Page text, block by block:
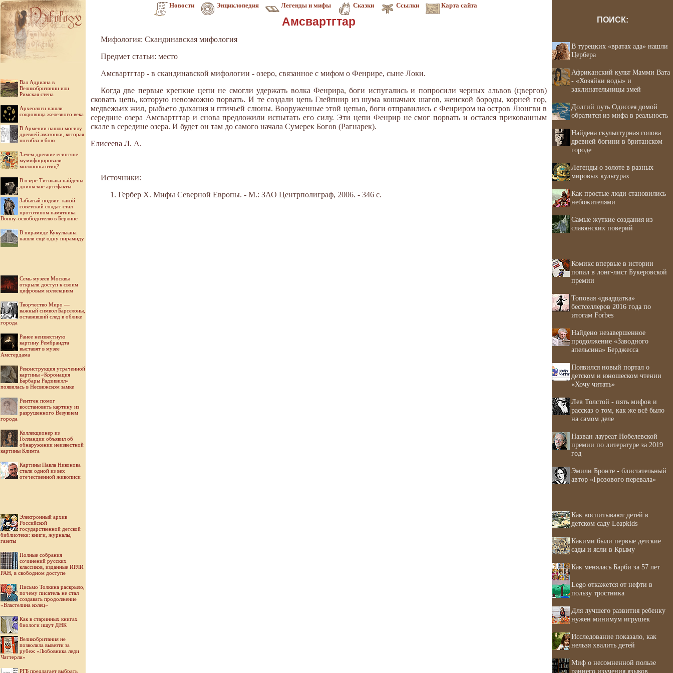
Новости Энциклопедия Легенды и мифы Сказки Ссылки Карта сайта
Вал Адриана в
Великобритании или
Римская стена
Археологи нашли
сокровища железного века
В Армении нашли могилу
древней амазонки, которая
погибла в бою
Зачем древние египтяне
мумифицировали
миллионы птиц?
В озере Титикака найдены
доинкские артефакты
Забытый подвиг: какой
советский солдат стал
прототипом памятника
Воину-освободителю в Берлине
В пирамиде Кукулькана
нашли ещё одну пирамиду
Семь музеев Москвы
открыли доступ к своим
цифровым коллекциям
Творчество Миро —
важный символ Барселоны,
оставивший след в облике
города
Ранее неизвестную
картину Рембрандта
выставят в музее
Амстердама
Реконструкция утраченной
картины «Коронация
Барбары Радзивилл»
появилась в Несвижском замке
Рентген помог
восстановить картину из
разрушенного Везувием
города
Коллекционер из
Голландии объявил об
обнаружении неизвестной
картины Климта
Картины Павла Никонова
стали одной из вех
отечественной живописи
Электронный архив
Российской
государственной детской
библиотеки: книги, журналы,
газеты
Полные собрания
сочинений русских
классиков, изданные ИРЛИ
РАН, в свободном доступе
Письмо Толкина раскрыло,
почему писатель не стал
создавать продолжение
«Властелина колец»
Как в старинных книгах
биологи ищут ДНК
Великобритания не
позволила вывезти за
рубеж «Любовника леди
Чаттерли»
РГБ предлагает выбрать
Амсвартгтар
Мифология: Скандинавская мифология
Предмет статьи: место
Амсвартгтар - в скандинавской мифологии - озеро, связанное с мифом о Фенрире, сыне Локи.
Когда две первые крепкие цепи не смогли удержать волка Фенрира, боги испугались и попросили черных альвов (цвергов)
сковать цепь, которую невозможно порвать. И те создали цепь Глейпнир из шума кошачьих шагов, женской бороды, корней гор,
медвежьих жил, рыбьего дыхания и птичьей слюны. Вооруженные этой цепью, боги отправились с Фенриром на остров Люнгви в
середине озера Амсвартгтар и снова предложили испытать его силу. Эти цепи Фенрир не смог порвать и остался прикованным
скале в середине озера. И будет он там до самого начала Сумерек Богов (Рагнарек).
Елисеева Л. А.
Источники:
Гербер Х. Мифы Северной Европы. - М.: ЗАО Центрполиграф, 2006. - 346 с.
ПОИСК:
В турецких «вратах ада» нашли
Цербера
Африканский культ Мамми Вата
- «Хозяйки воды» и
заклинательницы змей
Долгий путь Одиссея домой
обратится из мифа в реальность
Найдена скульптурная голова
древней богини в британском
городе
Легенды о золоте в разных
мировых культурах
Как простые люди становились
небожителями
Самые жуткие создания из
славянских поверий
Комикс впервые в истории
попал в лонг-лист Букеровской
премии
Топовая «двадцатка»
бестселлеров 2016 года по
итогам Forbes
Найдено незавершенное
продолжение «Заводного
апельсина» Берджесса
Появился новый портал о
детском и юношеском чтении
«Хочу читать»
Лев Толстой - пять мифов и
рассказ о том, как же всё было
на самом деле
Назван лауреат Нобелевской
премии по литературе за 2019
год
Эмили Бронте - блистательный
автор «Грозового перевала»
Как воспитывают детей в
детском саду Leapkids
Какими были первые детские
сады и ясли в Крыму
Как менялась Барби за 57 лет
Lego откажется от нефти в
пользу тростника
Для лучшего развития ребенку
нужен минимум игрушек
Исследование показало, как
нельзя хвалить детей
Миф о несомненной пользе
раннего изучения языков